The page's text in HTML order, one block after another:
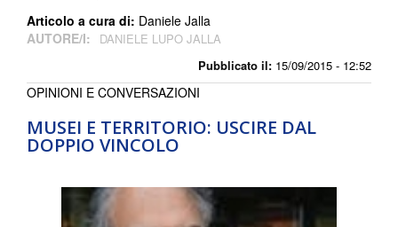
Pubblicato il: 15/09/2015 - 12:52
Articolo a cura di: Daniele Jalla
AUTORE/I:
DANIELE LUPO JALLA
MUSEI E TERRITORIO: USCIRE DAL
DOPPIO VINCOLO
OPINIONI E CONVERSAZIONI